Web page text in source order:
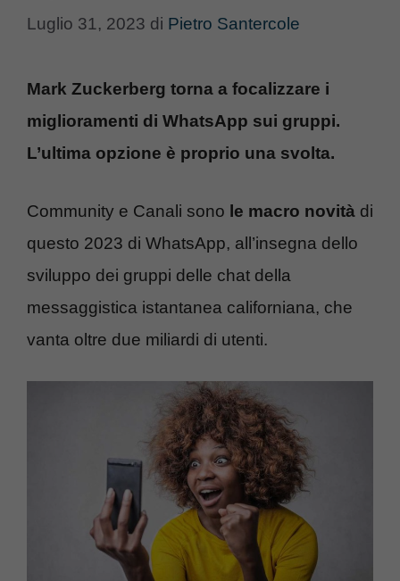
Luglio 31, 2023 di Pietro Santercole
Mark Zuckerberg torna a focalizzare i
miglioramenti di WhatsApp sui gruppi.
L’ultima opzione è proprio una svolta.
Community e Canali sono le macro novità di
questo 2023 di WhatsApp, all’insegna dello
sviluppo dei gruppi delle chat della
messaggistica istantanea californiana, che
vanta oltre due miliardi di utenti.